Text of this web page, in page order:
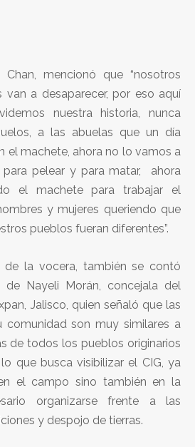
mencionó que “nosotros
a desaparecer, por eso aquí
nuestra historia, nunca
a las abuelas que un día
el machete, ahora no lo vamos a
pelear y para matar, ahora
el machete para trabajar el
y mujeres queriendo que
pueblos fueran diferentes”.
de la vocera, también se contó
Nayeli Morán, concejala del
Jalisco, quien señaló que las
comunidad son muy similares a
de todos los pueblos originarios
que busca visibilizar el CIG, ya
el campo sino también en la
organizarse frente a las
y despojo de tierras.